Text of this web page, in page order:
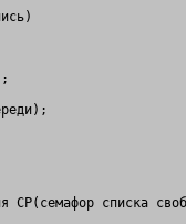
хеш-
CP(семафор списка